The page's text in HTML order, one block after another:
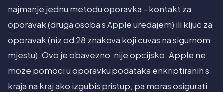
najmanje jednu metodu oporavka - kontakt za
oporavak (druga osoba s Apple uredajem) ili kljuc za
oporavak (niz od 28 znakova koji cuvas na sigurnom
mjestu). Ovo je obavezno, nije opcijsko. Apple ne
moze pomoci u oporavku podataka enkriptiranih s
kraja na kraj ako izgubis pristup, pa moras osigurati